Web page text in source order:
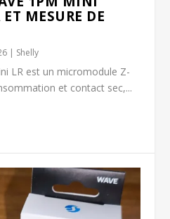
MESURE DE
| Shelly
LR est un micromodule Z-
et contact sec,...